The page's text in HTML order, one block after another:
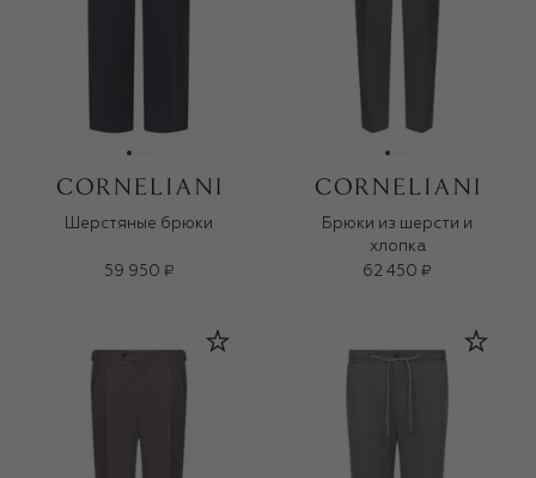
Шерстяные брюки
59 950 ₽
Брюки из шерсти и
хлопка
62 450 ₽